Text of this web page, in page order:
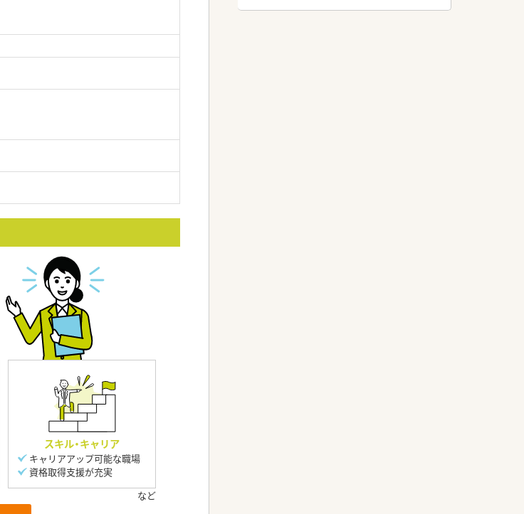
スキル・キャリア
キャリアアップ可能な職場
資格取得支援が充実